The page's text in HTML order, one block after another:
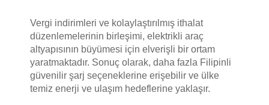
Vergi indirimleri ve kolaylaştırılmış ithalat
düzenlemelerinin birleşimi, elektrikli araç
altyapısının büyümesi için elverişli bir ortam
yaratmaktadır. Sonuç olarak, daha fazla Filipinli
güvenilir şarj seçeneklerine erişebilir ve ülke
temiz enerji ve ulaşım hedeflerine yaklaşır.